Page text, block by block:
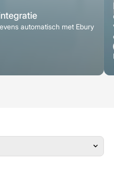
automatisch met Ebury